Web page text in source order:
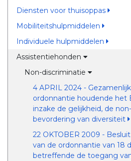
Diensten voor thuisoppas
Mobiliteitshulpmiddelen
Individuele hulpmiddelen
Assistentiehonden
Non-discriminatie
4 APRIL 2024 -
ordonnantie houdende het
inzake de gelijkheid, de
bevordering van diversiteit
22 OKTOBER 2009 -
van de ordonnantie van 18
betreffende de toegang